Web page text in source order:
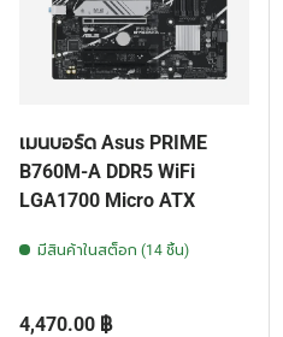
เมนบอร์ด Asus PRIME
B760M-A DDR5 WiFi
LGA1700 Micro ATX
มีสินค้าในสต็อก (14 ชิ้น)
ราคาปกติ
4,470.00 ฿